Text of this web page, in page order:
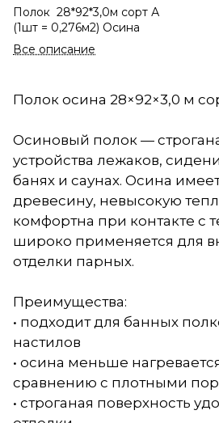
Полок 28*92*3,0м сорт А
(1шт = 0,276м2) Осина
Все описание
Полок осина 28×92×3,0 м
Осиновый полок —
устройства лежаков,
банях и саунах. Осина
древесину, невысокую
комфортна при контакте с
широко применяется для
отделки парных.
Преимущества:
• подходит для банных
настилов
• осина меньше
сравнению с плотными
• строганая поверхность